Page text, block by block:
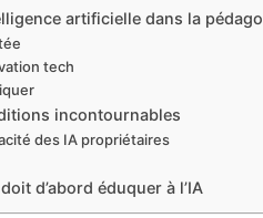
artificielle dans la
tech
incontournables
des IA propriétaires
d’abord éduquer à l’IA